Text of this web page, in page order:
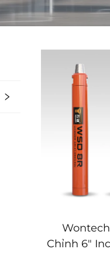
Chỉnh 6"